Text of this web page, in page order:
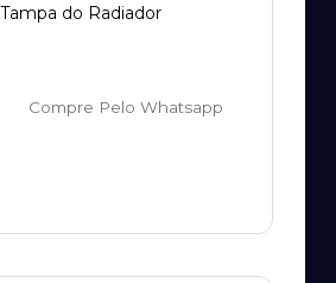
Tampa do Radiador
Compre Pelo Whatsapp